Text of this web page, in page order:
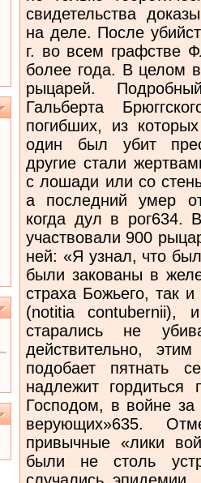
свидетельства
на деле. После
г. во всем графстве
более года. В целом
рыцарей.
Гальберта
погибших, из
один был убит
другие стали
с лошади или со
а последний умер
когда дул в рог634.
участвовали 900
ней: «Я узнал, что
были закованы в
страха Божьего, так
(notitia contubernii),
старались не
действительно,
подобает пятнать
надлежит гордиться
Господом, в войне за
верующих»635.
привычные «лики
были не столь